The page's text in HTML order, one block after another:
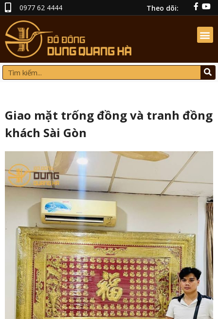
0977 62 4444 Theo dõi:
Giao mặt trống đồng và tranh đồng
khách Sài Gòn